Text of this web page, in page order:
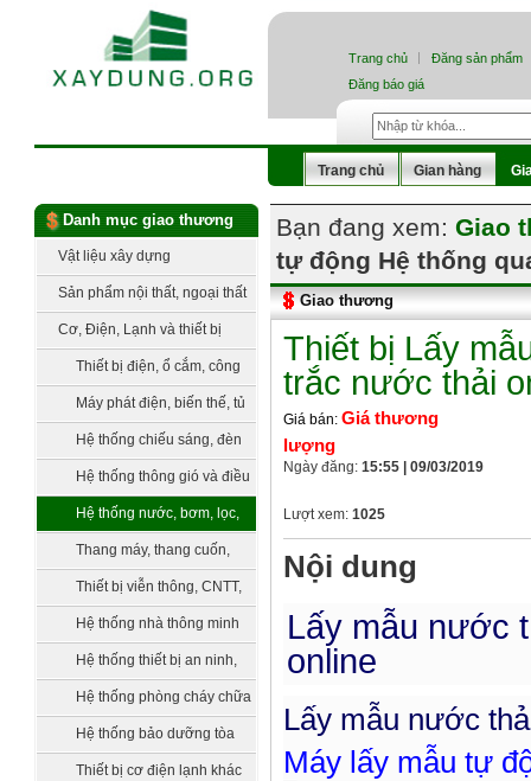
Trang chủ
Đăng sản phẩm
Đăng báo giá
Trang chủ Gian hàng
Danh mục giao thương
Vật liệu xây dựng
Sản phẩm nội thất, ngoại thất
Cơ, Điện, Lạnh và thiết bị
công nghệThiết bị điện, ổ cắm, công
Máy phát điện, biến thế, tủ
điện, trạm điện
Hệ thống chiếu sáng, đèn
trang tríHệ thống thông gió và điều
hòa không khí
Hệ thống nước, bơm, lọc,
bồn chứa, xử lý nước
Thang máy, thang cuốn,
vận thăngThiết bị viễn thông, CNTT,
truyền hìnhHệ thống nhà thông minh
smarthomeHệ thống thiết bị an ninh,
quản lý tòa nhà
Hệ thống phòng cháy chữa
Hệ thống bảo dưỡng tòa
Thiết bị cơ điện lạnh khác
Bạn đang xem: Giao
tự động Hệ thống
Giao thương
Thiết bị Lấy
trắc nước thải
Giá bán: Giá thương
lượng
Ngày đăng: 15:55 | 09/03/2019
Lượt xem: 1025
Nội dung
Lấy mẫu nước
online
Lấy mẫu nước
Máy lấy mẫu tự